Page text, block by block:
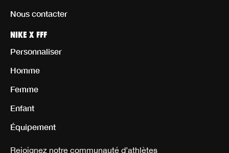
Nous contacter
NIKE X FFF
Personnaliser
Homme
Femme
Enfant
Équipement
Rejoignez notre communauté d’athlètes